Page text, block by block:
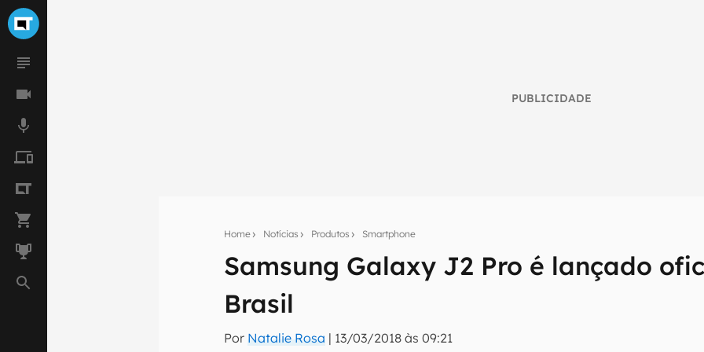
PUBLICIDADE
Home Notícias Produtos Smartphone
Samsung Galaxy J2 Pro é lançado
Brasil
Por Natalie Rosa | 13/03/2018 às 09:21
Seu resumo inteligente do mundo tech!
Assine a newsletter do Canaltech e receba notícias e reviews sobre tecnologia
E-mail